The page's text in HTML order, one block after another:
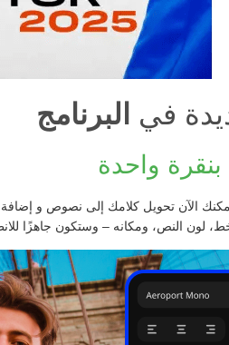
في البرنامج
بنقرة واحدة
الآن تحويل كلامك إلى نصوص و إضافة
لون النص، ومكانه – وستكون جاهزًا